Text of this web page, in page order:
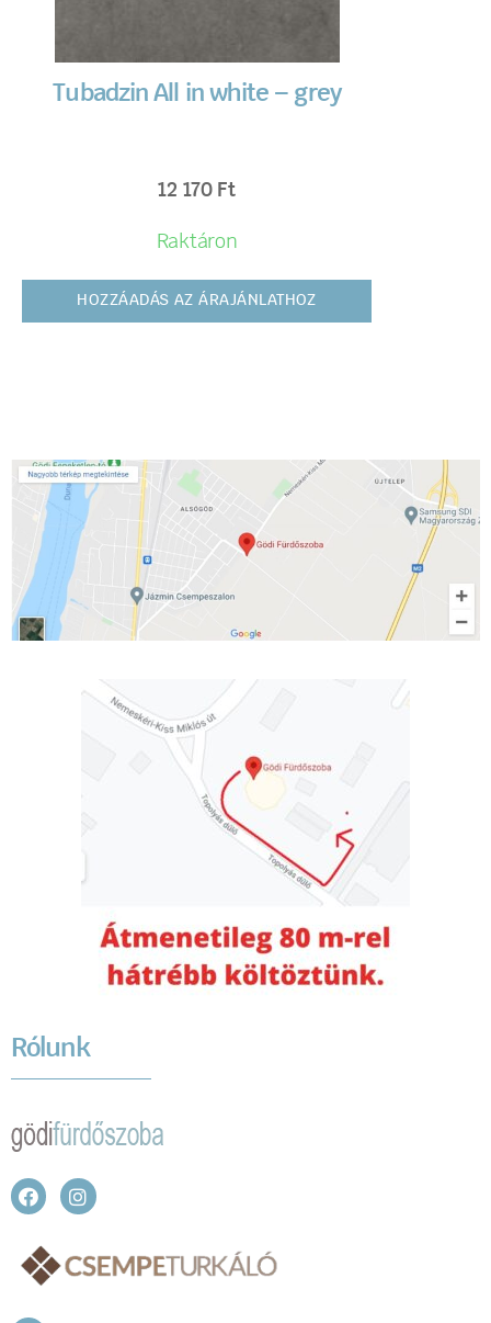
Tubadzin All in white – grey
12 170 Ft
Raktáron
HOZZÁADÁS AZ ÁRAJÁNLATHOZ
Rólunk